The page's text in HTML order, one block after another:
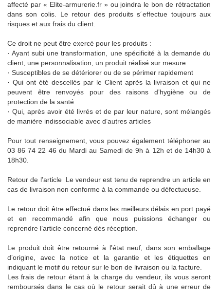
affecté par « Elite-armurerie.fr » ou joindra le bon de rétractation
dans son colis. Le retour des produits s´effectue toujours aux
risques et aux frais du client.
Ce droit ne peut être exercé pour les produits :
· Ayant subi une transformation, une spécificité à la demande du
client, une personnalisation, un produit réalisé sur mesure
· Susceptibles de se détériorer ou de se périmer rapidement
· Qui ont été descellés par le Client après la livraison et qui ne
peuvent être renvoyés pour des raisons d’hygiène ou de
protection de la santé
· Qui, après avoir été livrés et de par leur nature, sont mélangés
de manière indissociable avec d’autres articles
Pour tout renseignement, vous pouvez également téléphoner au
03 86 74 22 46 du Mardi au Samedi de 9h à 12h et de 14h30 à
18h30.
Retour de l’article Le vendeur est tenu de reprendre un article en
cas de livraison non conforme à la commande ou défectueuse.
Le retour doit être effectué dans les meilleurs délais en port payé
et en recommandé afin que nous puissions échanger ou
reprendre l’article concerné dès réception.
Le produit doit être retourné à l’état neuf, dans son emballage
d’origine, avec la notice et la garantie et les étiquettes en
indiquant le motif du retour sur le bon de livraison ou la facture.
Les frais de retour étant à la charge du vendeur, ils vous seront
remboursés dans le cas où le retour serait dû à une erreur de